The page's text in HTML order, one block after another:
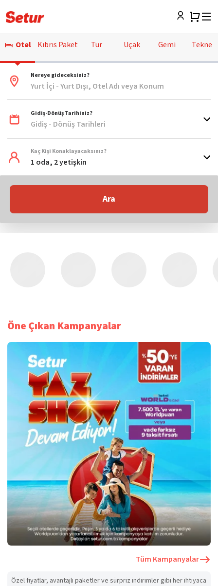
Otel Kıbrıs Paket Tur Uçak Gemi Tekne
Nereye gideceksiniz?
Yurt İçi - Yurt Dışı, Otel Adı veya Konum
Gidiş-Dönüş Tarihiniz?
Gidiş - Dönüş Tarihleri
Kaç Kişi Konaklayacaksınız?
1 oda, 2 yetişkin
Ara
Öne Çıkan Kampanyalar
Tüm Kampanyalar
Özel fiyatlar, avantajlı paketler ve sürpriz indirimler gibi her ihtiyaca